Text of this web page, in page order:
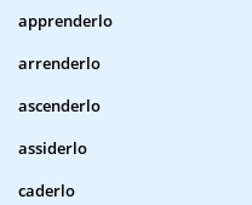
apprenderlo
arrenderlo
ascenderlo
assiderlo
caderlo